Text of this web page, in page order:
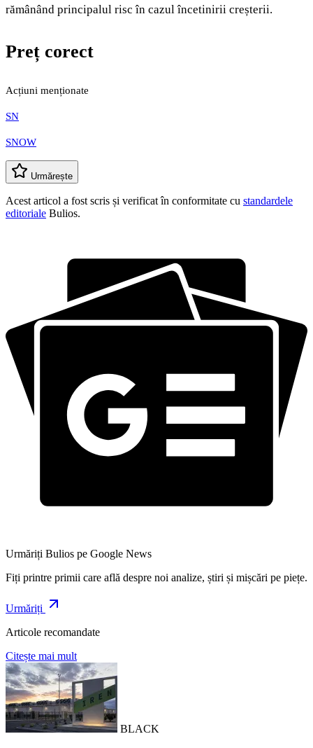
rămânând principalul risc în cazul încetinirii creșterii.
Preț corect
Acțiuni menționate
SN
SNOW
Urmărește
Acest articol a fost scris și verificat în conformitate cu standardele
editoriale Bulios.
Urmăriți Bulios pe Google News
Fiți printre primii care află despre noi analize, știri și mișcări pe piețe.
Urmăriți
Articole recomandate
Citește mai mult
BLACK